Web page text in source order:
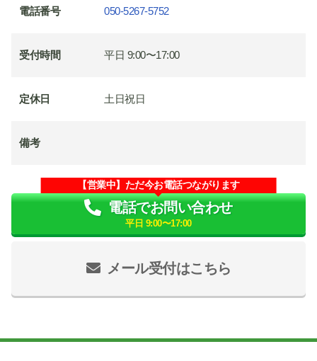
電話番号 050-5267-5752
受付時間 平日 9:00〜17:00
定休日 土日祝日
備考
メール受付はこちら
【営業中】ただ今お電話つながります
電話でお問い合わせ
平日 9:00〜17:00